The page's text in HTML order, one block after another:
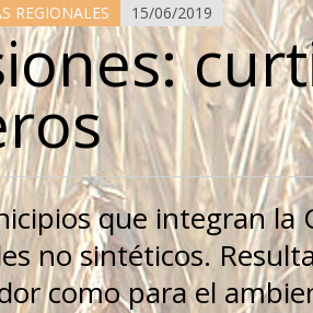
REGIONALES 15/06/2019
que integran la
no sintéticos.
como para el